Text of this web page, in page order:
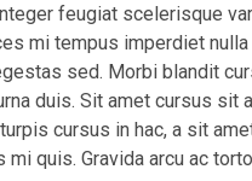
feugiat scelerisque
mi tempus imperdiet
sed. Morbi blandit
duis. Sit amet cursus sit
cursus in hac, a sit
mi quis. Gravida arcu ac